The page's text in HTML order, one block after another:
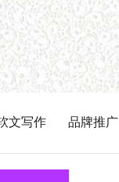
文写作 品牌推广